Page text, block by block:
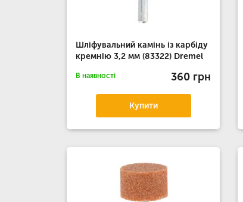
Шліфувальний камінь із карбіду
кремнію 3,2 мм (83322) Dremel
В наявності 360 грн
Купити